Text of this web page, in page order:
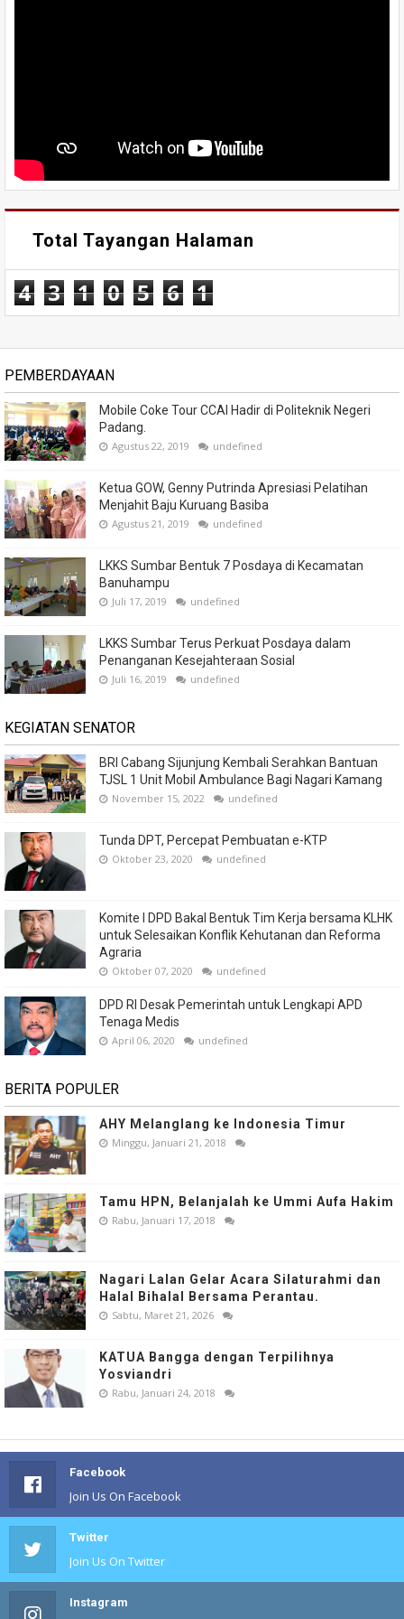
Total Tayangan Halaman
4 3 1 0 5 6 1
PEMBERDAYAAN
Mobile Coke Tour CCAI Hadir di Politeknik Negeri
Padang.
Agustus 22, 2019 undefined
Ketua GOW, Genny Putrinda Apresiasi Pelatihan
Menjahit Baju Kuruang Basiba
Agustus 21, 2019 undefined
LKKS Sumbar Bentuk 7 Posdaya di Kecamatan
Banuhampu
Juli 17, 2019 undefined
LKKS Sumbar Terus Perkuat Posdaya dalam
Penanganan Kesejahteraan Sosial
Juli 16, 2019 undefined
KEGIATAN SENATOR
BRI Cabang Sijunjung Kembali Serahkan Bantuan
TJSL 1 Unit Mobil Ambulance Bagi Nagari Kamang
November 15, 2022 undefined
Tunda DPT, Percepat Pembuatan e-KTP
Oktober 23, 2020 undefined
Komite I DPD Bakal Bentuk Tim Kerja bersama KLHK
untuk Selesaikan Konflik Kehutanan dan Reforma
Agraria
Oktober 07, 2020 undefined
DPD RI Desak Pemerintah untuk Lengkapi APD
Tenaga Medis
April 06, 2020 undefined
BERITA POPULER
AHY Melanglang ke Indonesia Timur
Minggu, Januari 21, 2018
Tamu HPN, Belanjalah ke Ummi Aufa Hakim
Rabu, Januari 17, 2018
Nagari Lalan Gelar Acara Silaturahmi dan
Halal Bihalal Bersama Perantau.
Sabtu, Maret 21, 2026
KATUA Bangga dengan Terpilihnya
Yosviandri
Rabu, Januari 24, 2018
Facebook
Join Us On Facebook
Twitter
Join Us On Twitter
Instagram